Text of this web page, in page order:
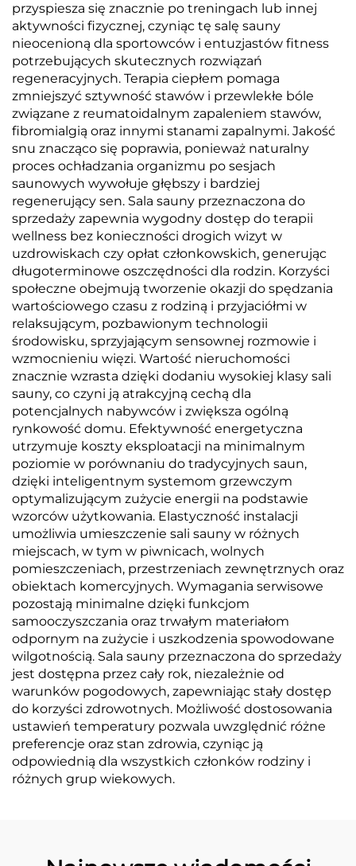
przyspiesza się znacznie po treningach lub innej
aktywności fizycznej, czyniąc tę salę sauny
nieocenioną dla sportowców i entuzjastów fitness
potrzebujących skutecznych rozwiązań
regeneracyjnych. Terapia ciepłem pomaga
zmniejszyć sztywność stawów i przewlekłe bóle
związane z reumatoidalnym zapaleniem stawów,
fibromialgią oraz innymi stanami zapalnymi. Jakość
snu znacząco się poprawia, ponieważ naturalny
proces ochładzania organizmu po sesjach
saunowych wywołuje głębszy i bardziej
regenerujący sen. Sala sauny przeznaczona do
sprzedaży zapewnia wygodny dostęp do terapii
wellness bez konieczności drogich wizyt w
uzdrowiskach czy opłat członkowskich, generując
długoterminowe oszczędności dla rodzin. Korzyści
społeczne obejmują tworzenie okazji do spędzania
wartościowego czasu z rodziną i przyjaciółmi w
relaksującym, pozbawionym technologii
środowisku, sprzyjającym sensownej rozmowie i
wzmocnieniu więzi. Wartość nieruchomości
znacznie wzrasta dzięki dodaniu wysokiej klasy sali
sauny, co czyni ją atrakcyjną cechą dla
potencjalnych nabywców i zwiększa ogólną
rynkowość domu. Efektywność energetyczna
utrzymuje koszty eksploatacji na minimalnym
poziomie w porównaniu do tradycyjnych saun,
dzięki inteligentnym systemom grzewczym
optymalizującym zużycie energii na podstawie
wzorców użytkowania. Elastyczność instalacji
umożliwia umieszczenie sali sauny w różnych
miejscach, w tym w piwnicach, wolnych
pomieszczeniach, przestrzeniach zewnętrznych oraz
obiektach komercyjnych. Wymagania serwisowe
pozostają minimalne dzięki funkcjom
samooczyszczania oraz trwałym materiałom
odpornym na zużycie i uszkodzenia spowodowane
wilgotnością. Sala sauny przeznaczona do sprzedaży
jest dostępna przez cały rok, niezależnie od
warunków pogodowych, zapewniając stały dostęp
do korzyści zdrowotnych. Możliwość dostosowania
ustawień temperatury pozwala uwzględnić różne
preferencje oraz stan zdrowia, czyniąc ją
odpowiednią dla wszystkich członków rodziny i
różnych grup wiekowych.